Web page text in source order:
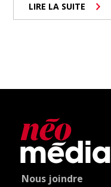
LIRE LA SUITE
Nous joindre